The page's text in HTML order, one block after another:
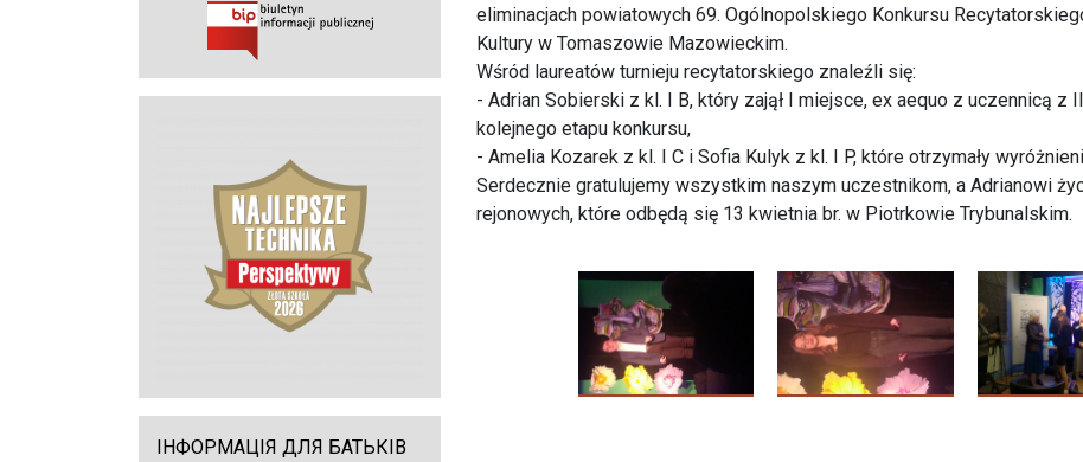
eliminacjach powiatowych 69. Ogólnopolskiego Konkursu
Kultury w Tomaszowie Mazowieckim.
Wśród laureatów turnieju recytatorskiego znaleźli się:
- Adrian Sobierski z kl. I B, który zajął I miejsce, ex aequo z uczennicą z
kolejnego etapu konkursu,
- Amelia Kozarek z kl. I C i Sofia Kulyk z kl. I P, które otrzymały
Serdecznie gratulujemy wszystkim naszym uczestnikom, a Adrianowi
rejonowych, które odbędą się 13 kwietnia br. w Piotrkowie Trybunalskim.
ІНФОРМАЦІЯ ДЛЯ БАТЬКІВ